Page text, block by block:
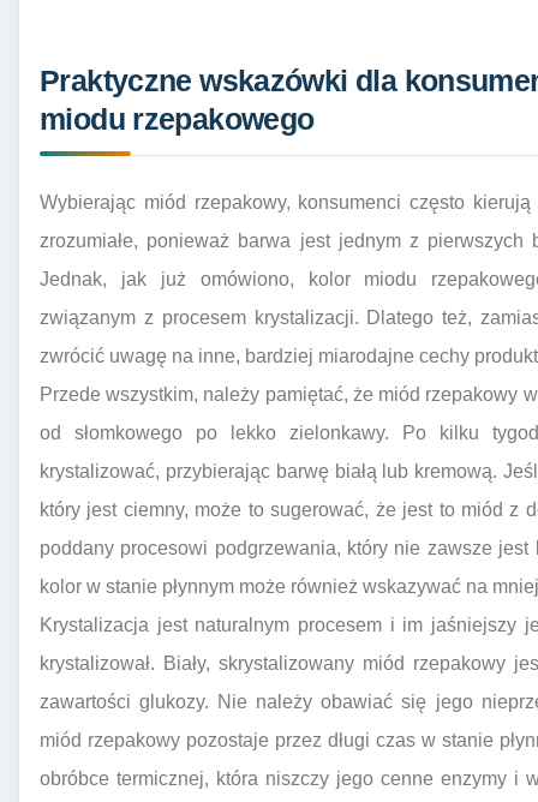
Praktyczne wskazówki dla
miodu rzepakowego
Wybierając miód rzepakowy, konsumenci często
zrozumiałe, ponieważ barwa jest jednym z
Jednak, jak już omówiono, kolor miodu
związanym z procesem krystalizacji. Dlatego też,
zwrócić uwagę na inne, bardziej miarodajne cechy
Przede wszystkim, należy pamiętać, że miód rzepakowy
od słomkowego po lekko zielonkawy. Po kilku
krystalizować, przybierając barwę białą lub kremową.
który jest ciemny, może to sugerować, że jest to miód z
poddany procesowi podgrzewania, który nie zawsze
kolor w stanie płynnym może również wskazywać na
Krystalizacja jest naturalnym procesem i im jaśniejszy
krystalizował. Biały, skrystalizowany miód rzepakowy
zawartości glukozy. Nie należy obawiać się jego
miód rzepakowy pozostaje przez długi czas w stanie
obróbce termicznej, która niszczy jego cenne enzymy i